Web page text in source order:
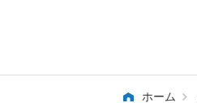
ホーム